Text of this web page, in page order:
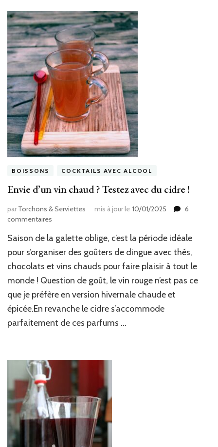
BOISSONS COCKTAILS AVEC ALCOOL
Envie d’un vin chaud ? Testez avec du cidre !
par Torchons & Serviettes mis à jour le 10/01/2025
6
commentaires
d’un
vin
?
Testez
du
cidre
!
Saison de la galette oblige, c’est la période idéale
pour s’organiser des goûters de dingue avec thés,
chocolats et vins chauds pour faire plaisir à tout le
monde ! Question de goût, le vin rouge n’est pas ce
que je préfère en version hivernale chaude et
épicée.En revanche le cidre s’accommode
parfaitement de ces parfums …